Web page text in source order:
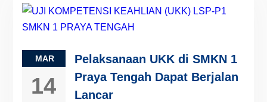
MAR
14
Pelaksanaan UKK di SMKN 1
Praya Tengah Dapat Berjalan
Lancar